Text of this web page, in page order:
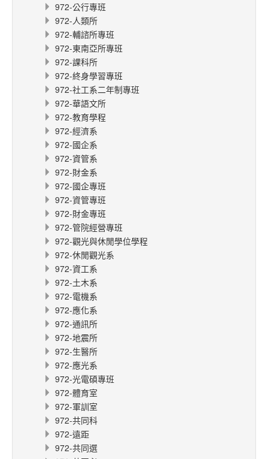
972-公行專班
972-人類所
972-輔諮所專班
972-東南亞所專班
972-課科所
972-終身學習專班
972-社工系二年制專班
972-華語文所
972-教育學程
972-經濟系
972-國企系
972-資管系
972-財金系
972-國企專班
972-資管專班
972-財金專班
972-管院經營專班
972-觀光與休閒學位學程
972-休閒觀光系
972-資工系
972-土木系
972-電機系
972-應化系
972-通訊所
972-地震所
972-生醫所
972-應光系
972-光電碩專班
972-體育室
972-軍訓室
972-共同科
972-遠距
972-共同選